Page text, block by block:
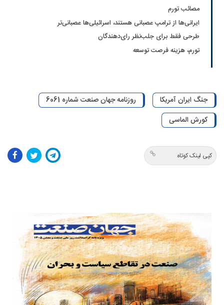
مصائب تورم‌
ایرانی‌ها از ترامپ عصبانی هستند، اسرائیلی‌ها عصبانی‌تر
طرحی فقط برای جلب‌نظر رای‌دهندگان
تورم، هزینه فرصت توسعه
جنگ ایران آمریکا
روزنامه جهان صنعت شماره 6061
کورش الماسی
کپی لینک کوتاه